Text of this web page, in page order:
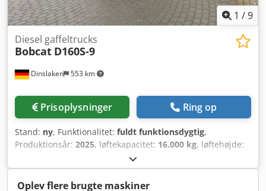
1 /9
Dinslaken 553 km
Diesel gaffeltrucks
Bobcat D160S-9
Prisoplysninger Ring op
Stand: ny, Funktionalitet: fuldt funktionsdygtig,
Produktionsår: 2025, løftekapacitet: 16.000 kg, løftehøjde:
1.815 mm
mastetype:triplex, bygningshøjde:3.360 mm,
gaffellængde: 2.400 mm, drivtype:
Oplev flere brugte maskiner